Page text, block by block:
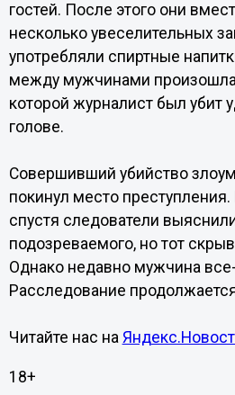
гостей. После этого они
несколько увеселительных
употребляли спиртные
между мужчинами произошла
которой журналист был убит
голове.
Совершивший убийство
покинул место
спустя следователи
подозреваемого, но тот
Однако недавно мужчина
Расследование
Читайте нас на
18+